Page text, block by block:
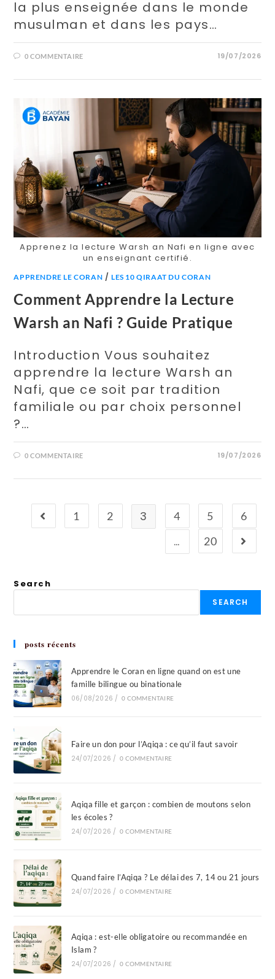
la plus enseignée dans le monde
musulman et dans les pays…
0 COMMENTAIRE 19/07/2026
Apprenez la lecture Warsh an Nafi en ligne avec
un enseignant certifié.
APPRENDRE LE CORAN /LES 10 QIRAAT DU CORAN
Comment Apprendre la Lecture
Warsh an Nafi ? Guide Pratique
Introduction Vous souhaitez
apprendre la lecture Warsh an
Nafi, que ce soit par tradition
familiale ou par choix personnel
?…
0 COMMENTAIRE 19/07/2026
1 2 3 4 5 6
… 20
Search
SEARCH
posts récents
Apprendre le Coran en ligne quand on est une
famille bilingue ou binationale
06/08/2026 / 0 COMMENTAIRE
Faire un don pour l’Aqiqa : ce qu’il faut savoir
24/07/2026 / 0 COMMENTAIRE
Aqiqa fille et garçon : combien de moutons selon
les écoles ?
24/07/2026 / 0 COMMENTAIRE
Quand faire l’Aqiqa ? Le délai des 7, 14 ou 21 jours
24/07/2026 / 0 COMMENTAIRE
Aqiqa : est-elle obligatoire ou recommandée en
Islam ?
24/07/2026 / 0 COMMENTAIRE